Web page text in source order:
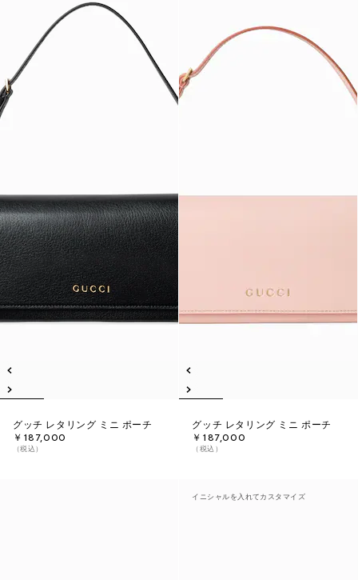
グッチ レタリング ミニ ポーチ
￥187,000
（税込）
グッチ レタリング ミニ ポーチ
￥187,000
（税込）
イニシャルを入れてカスタマイズ